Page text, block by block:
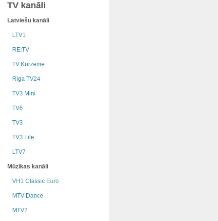
TV kanāli
Latviešu kanāli
LTV1
RE:TV
TV Kurzeme
Riga TV24
TV3 Mini
TV6
TV3
TV3 Life
LTV7
Mūzikas kanāli
VH1 Classic Euro
MTV Dance
MTV2